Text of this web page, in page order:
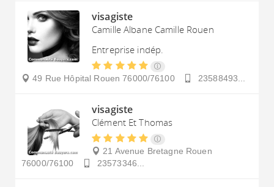
visagiste
Camille Albane Camille Rouen
Entreprise indép.
49 Rue Hôpital Rouen 76000/76100 23588493...
visagiste
Clément Et Thomas
21 Avenue Bretagne Rouen
76000/76100
23573346...